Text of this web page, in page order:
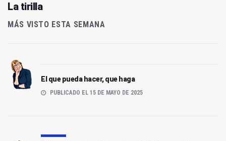
La tirilla
MÁS VISTO ESTA SEMANA
El que pueda hacer, que haga
PUBLICADO EL 15 DE MAYO DE 2025